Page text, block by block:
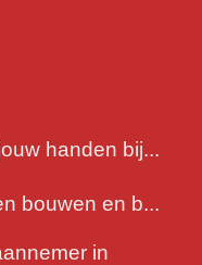
handen bij...
bouwen en b...
in